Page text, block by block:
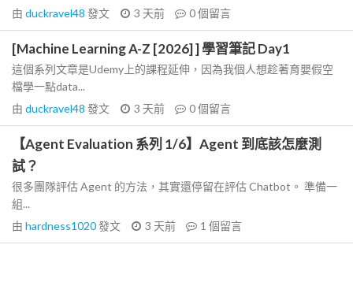
由 duckravel48 發文 3 天前 0個留言
[Machine Learning A-Z [2026] ] 學習筆記 Day1
這個系列文章是Udemy上的課程延伸，因為我個人想趁著育嬰假空
檔學一點data...
由 duckravel48 發文 3 天前 0個留言
【Agent Evaluation 系列 1/6】Agent 到底該怎麼測
試？
很多團隊評估 Agent 的方法，其實還停留在評估 Chatbot。 準備一
組...
由 hardness1020發文 3 天前 1 個留言